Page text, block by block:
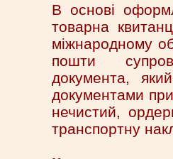
В основі
товарна
міжнародному
пошти
документа,
документами
нечистий,
транспортну